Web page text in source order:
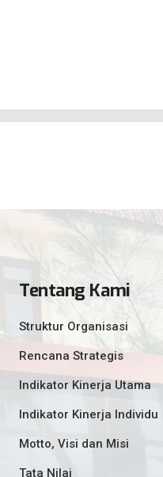
Tentang Kami
Struktur Organisasi
Rencana Strategis
Indikator Kinerja Utama
Indikator Kinerja Individu
Motto, Visi dan Misi
Tata Nilai